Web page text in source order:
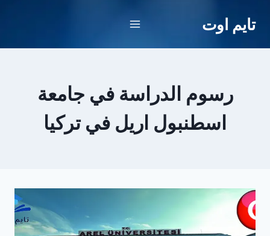
تايم اوت
رسوم الدراسة في جامعة
اسطنبول اريل في تركيا